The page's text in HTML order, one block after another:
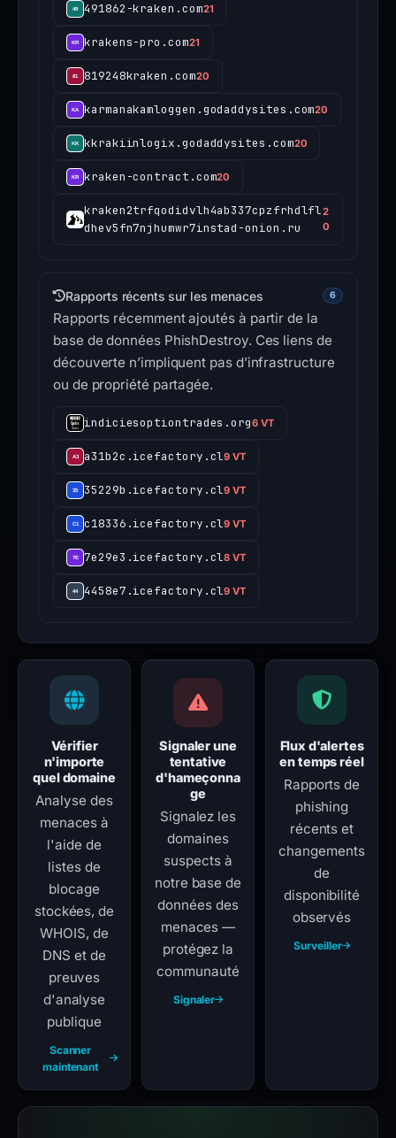
491862-kraken.com21
krakens-pro.com21
819248kraken.com20
karmanakamloggen.godaddysites.com20
kkrakiinlogix.godaddysites.com20
kraken-contract.com20
kraken2trfqodidvlh4ab337cpzfrhdlfl
dhev5fn7njhumwr7instad-onion.ru
2
0
Rapports récents sur les menaces 6
Rapports récemment ajoutés à partir de la
base de données PhishDestroy. Ces liens de
découverte n’impliquent pas d’infrastructure
ou de propriété partagée.
indiciesoptiontrades.org6 VT
a31b2c.icefactory.cl9 VT
35229b.icefactory.cl9 VT
c18336.icefactory.cl9 VT
7e29e3.icefactory.cl8 VT
4458e7.icefactory.cl9 VT
Vérifier
n'importe
quel domaine
Analyse des
menaces à
l'aide de
listes de
blocage
stockées, de
WHOIS, de
DNS et de
preuves
d'analyse
publique
Scanner
maintenant
Signaler une
tentative
d'hameçonna
ge
Signalez les
domaines
suspects à
notre base de
données des
menaces —
protégez la
communauté
Signaler
Flux d'alertes
en temps réel
Rapports de
phishing
récents et
changements
de
disponibilité
observés
Surveiller